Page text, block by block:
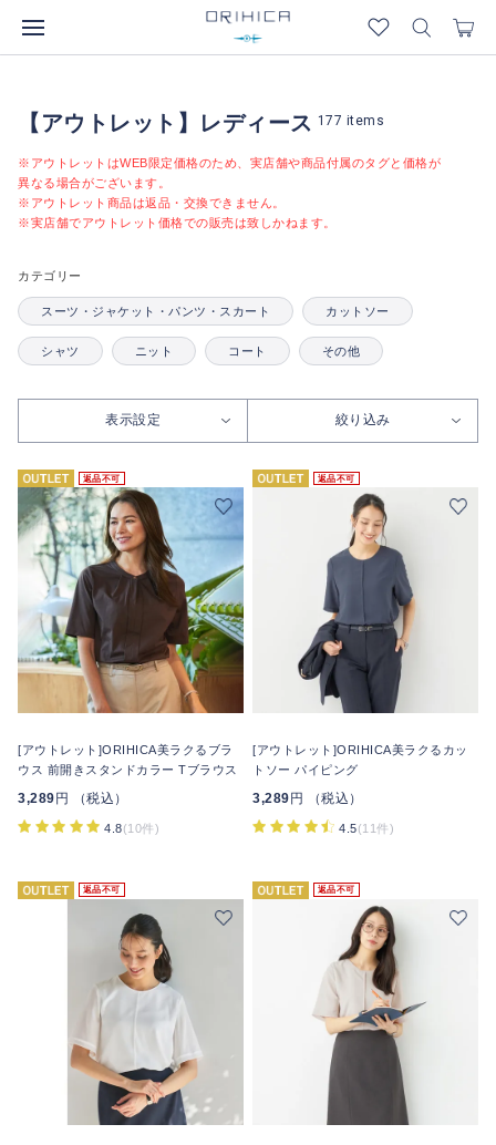
【アウトレット】レディース 177 items
※アウトレットはWEB限定価格のため、実店舗や商品付属のタグと価格が
異なる場合がございます。
※アウトレット商品は返品・交換できません。
※実店舗でアウトレット価格での販売は致しかねます。
カテゴリー
スーツ・ジャケット・パンツ・スカート カットソー
シャツ ニット コート その他
表示設定 絞り込み
返品不可
[アウトレット]ORIHICA美ラクるブラ
ウス 前開きスタンドカラー Tブラウス
3,289円 （税込）
4.8(10件)
返品不可
[アウトレット]ORIHICA美ラクるカッ
トソー パイピング
3,289円 （税込）
4.5(11件)
返品不可 返品不可